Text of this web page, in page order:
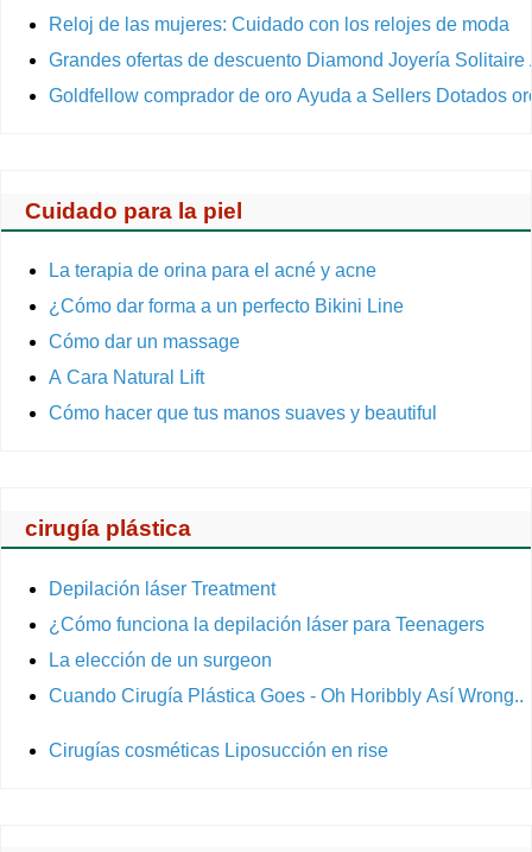
Reloj de las mujeres: Cuidado con los relojes de moda
Grandes ofertas de descuento Diamond Joyería
Goldfellow comprador de oro Ayuda a Sellers Dotados
Cuidado para la piel
La terapia de orina para el acné y acne
¿Cómo dar forma a un perfecto Bikini Line
Cómo dar un massage
A Cara Natural Lift
Cómo hacer que tus manos suaves y beautiful
cirugía plástica
Depilación láser Treatment
¿Cómo funciona la depilación láser para Teenagers
La elección de un surgeon
Cuando Cirugía Plástica Goes - Oh Horibbly Así Wrong..
Cirugías cosméticas Liposucción en rise